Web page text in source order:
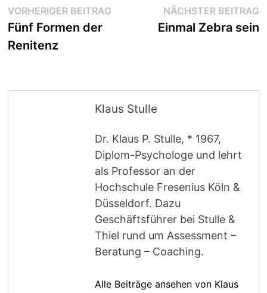
Beitragsnavigation
VORHERIGER BEITRAG Vorheriger
Fünf Formen der
Renitenz
NÄCHSTER BEITRAG
Einmal Zebra sein
Klaus Stulle
Dr. Klaus P. Stulle, * 1967,
Diplom-Psychologe und lehrt
als Professor an der
Hochschule Fresenius Köln &
Düsseldorf. Dazu
Geschäftsführer bei Stulle &
Thiel rund um Assessment –
Beratung – Coaching.
Alle Beiträge ansehen von Klaus